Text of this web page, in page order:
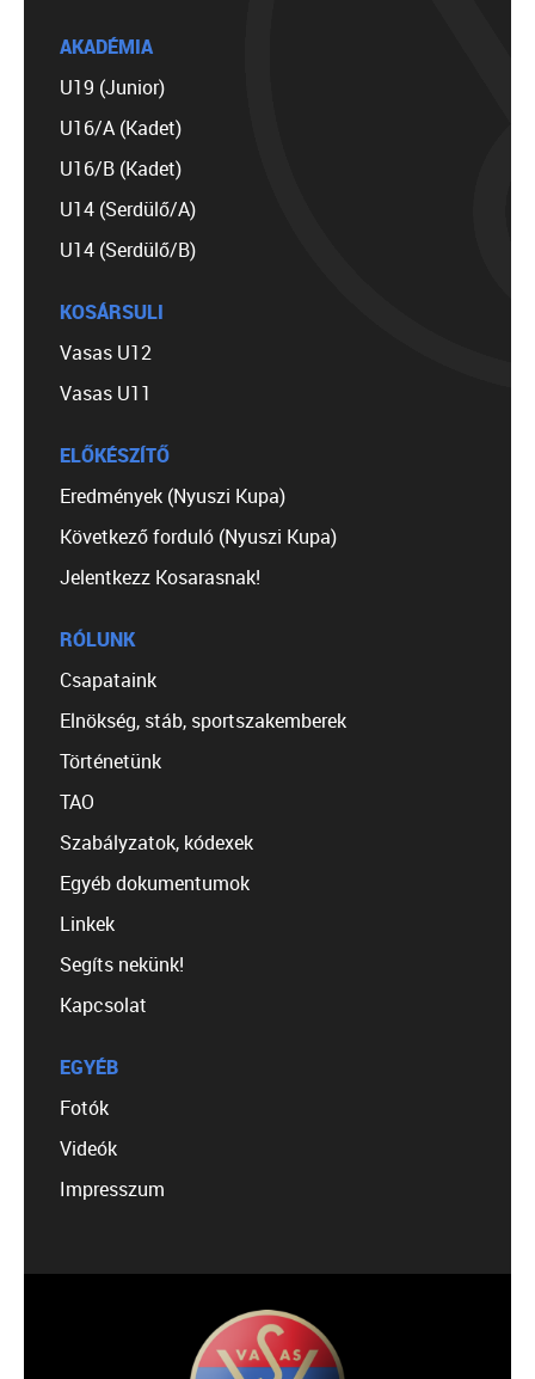
AKADÉMIA
U19 (Junior)
U16/A (Kadet)
U16/B (Kadet)
U14 (Serdülő/A)
U14 (Serdülő/B)
KOSÁRSULI
Vasas U12
Vasas U11
ELŐKÉSZÍTŐ
Eredmények (Nyuszi Kupa)
Következő forduló (Nyuszi Kupa)
Jelentkezz Kosarasnak!
RÓLUNK
Csapataink
Elnökség, stáb, sportszakemberek
Történetünk
TAO
Szabályzatok, kódexek
Egyéb dokumentumok
Linkek
Segíts nekünk!
Kapcsolat
EGYÉB
Fotók
Videók
Impresszum